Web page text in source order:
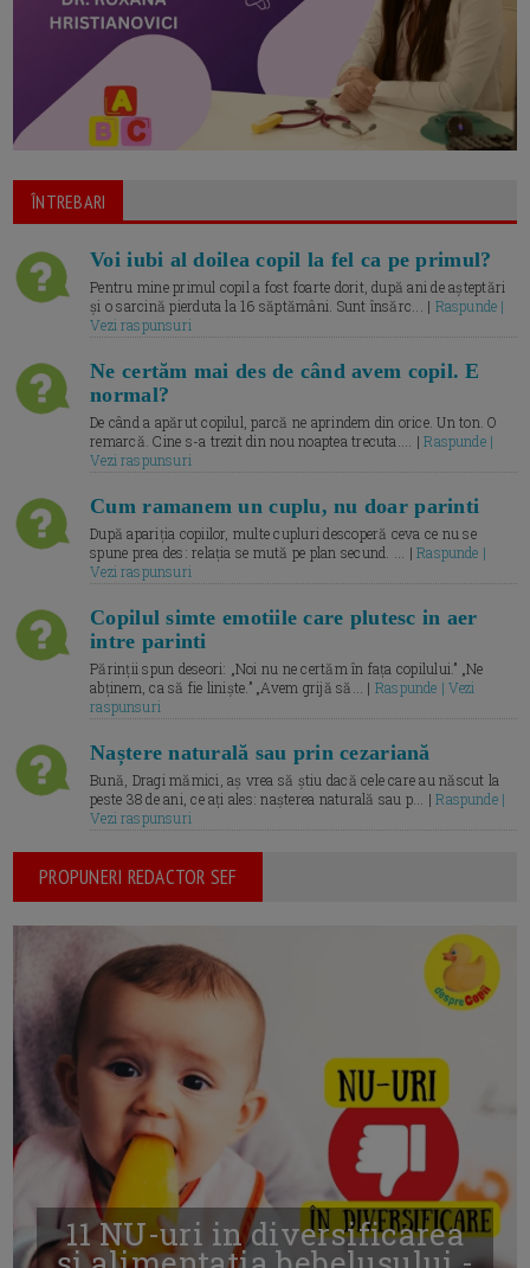
ÎNTREBARI
Voi iubi al doilea copil la fel ca pe primul?
Pentru mine primul copil a fost foarte dorit, după ani de așteptări
și o sarcină pierduta la 16 săptămâni. Sunt însărc... | Raspunde |
Vezi raspunsuri
Ne certăm mai des de când avem copil. E
normal?
De când a apărut copilul, parcă ne aprindem din orice. Un ton. O
remarcă. Cine s-a trezit din nou noaptea trecuta.... |Raspunde |
Vezi raspunsuri
Cum ramanem un cuplu, nu doar parinti
După apariția copiilor, multe cupluri descoperă ceva ce nu se
spune prea des: relația se mută pe plan secund. ... |Raspunde |
Vezi raspunsuri
Copilul simte emotiile care plutesc in aer
intre parinti
Părinții spun deseori: „Noi nu ne certăm în fața copilului.” „Ne
abținem, ca să fie liniște.” „Avem grijă să... | Raspunde | Vezi
raspunsuri
Naștere naturală sau prin cezariană
Bună, Dragi mămici, aș vrea să știu dacă cele care au născut la
peste 38 de ani, ce ați ales: nașterea naturală sau p... |Raspunde |
Vezi raspunsuri
PROPUNERI REDACTOR SEF
11 NU-uri in diversificarea